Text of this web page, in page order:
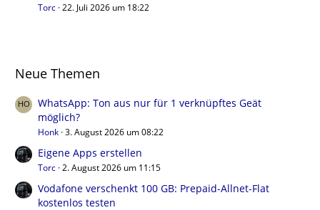
Torc 22. Juli 2026 um 18:22
Neue Themen
WhatsApp: Ton aus nur für 1 verknüpftes Geät
möglich?
Honk 3. August 2026 um 08:22
Eigene Apps erstellen
Torc 2. August 2026 um 11:15
Vodafone verschenkt 100 GB: Prepaid-Allnet-Flat
kostenlos testen